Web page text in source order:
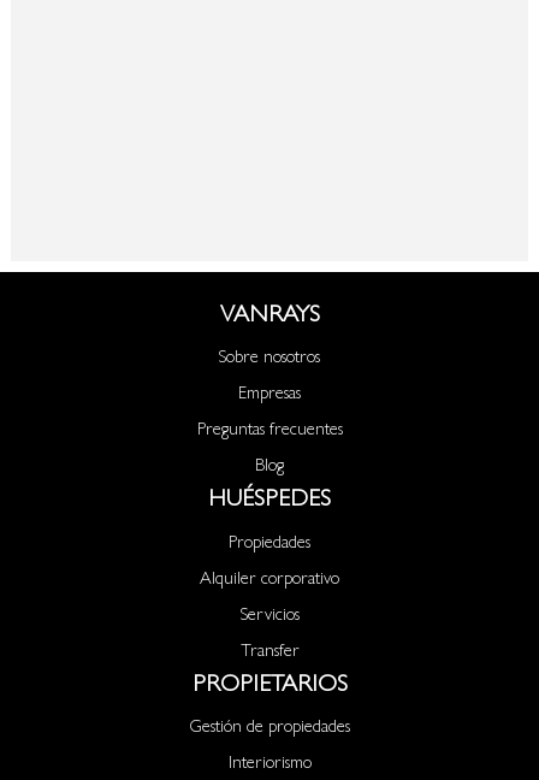
VANRAYS
Sobre nosotros
Empresas
Preguntas frecuentes
Blog
HUÉSPEDES
Propiedades
Alquiler corporativo
Servicios
Transfer
PROPIETARIOS
Gestión de propiedades
Interiorismo